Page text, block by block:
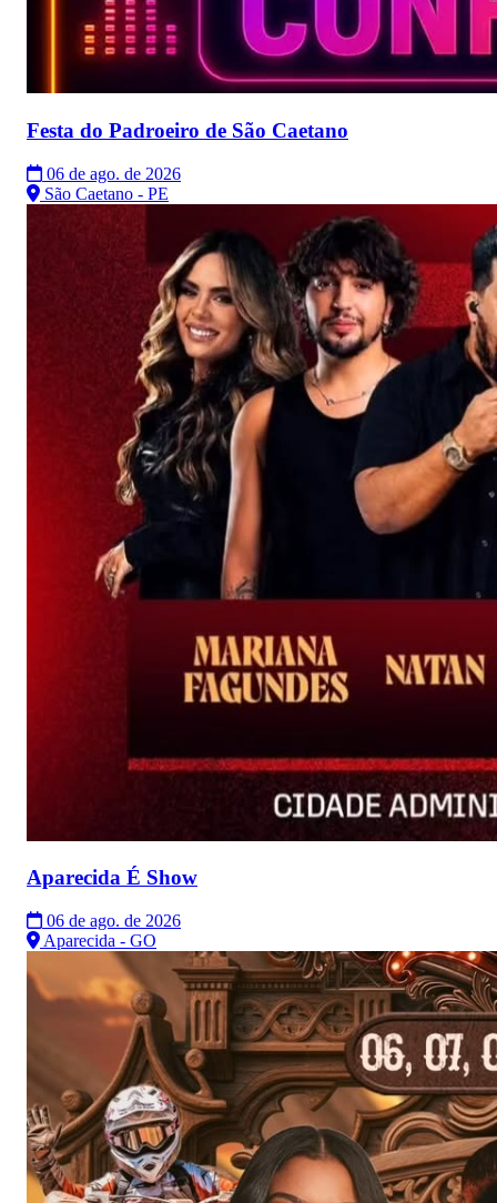
Festa do Padroeiro de São Caetano
06 de ago. de 2026
São Caetano - PE
Aparecida É Show
06 de ago. de 2026
Aparecida - GO